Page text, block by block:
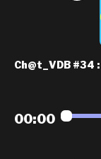
nova
les
playlists
Ch@t_VDB #34
00:00